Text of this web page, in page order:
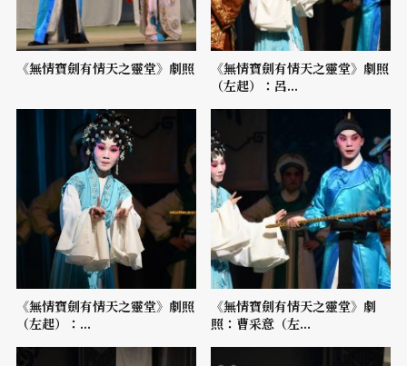
《無情寶劍有情天之靈堂》劇照
《無情寶劍有情天之靈堂》劇照
（左起）：呂...
《無情寶劍有情天之靈堂》劇照
（左起）：...
《無情寶劍有情天之靈堂》劇
照：曹采意（左...